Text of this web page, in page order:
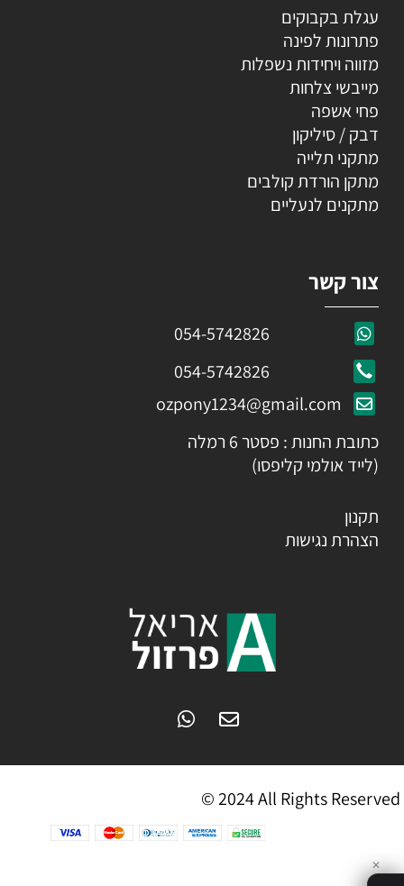
עגלת בקבוקים
פתרונות לפינה
מזווה ויחידות נשפלות
מייבשי צלחות
פחי אשפה
דבק / סיליקון
מתקני תלייה
מתקן הורדת קולבים
מתקנים לנעליים
צור קשר
054-5742826
054-5742826
ozpony1234@gmail.com
כתובת החנות : פסטר 6 רמלה
(לייד אולמי קליפסו)
תקנון
הצהרת נגישות
© 2024 All Rights Reserved
✕